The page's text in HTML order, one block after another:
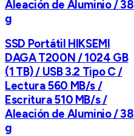
Aleación de Aluminio / 38
g
SSD Portátil HIKSEMI
DAGA T200N / 1024 GB
(1 TB) / USB 3.2 Tipo C /
Lectura 560 MB/s /
Escritura 510 MB/s /
Aleación de Aluminio / 38
g